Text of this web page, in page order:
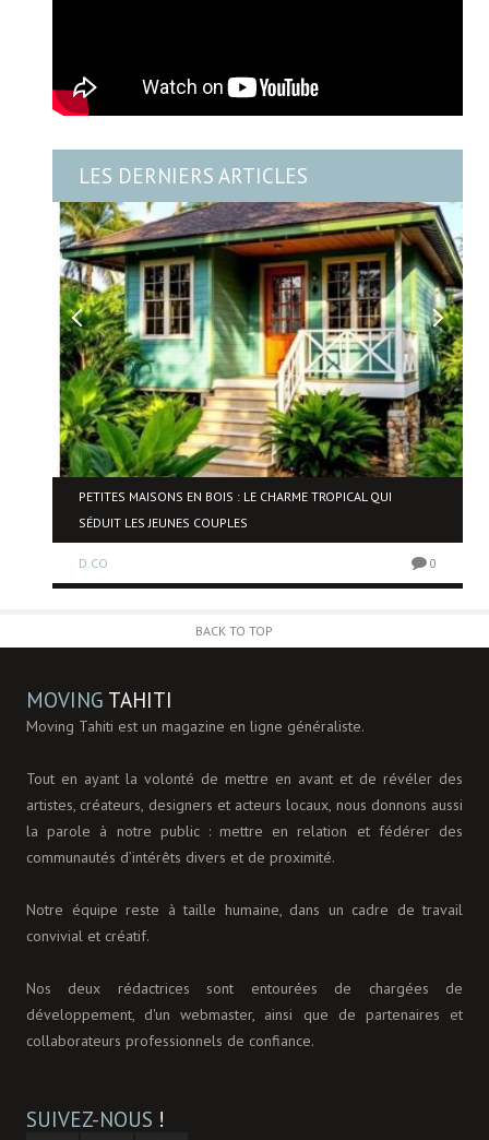
LES DERNIERS ARTICLES
PETITES MAISONS EN BOIS : LE CHARME TROPICAL QUI
SÉDUIT LES JEUNES COUPLES
D.CO 0
BACK TO TOP
MOVING TAHITI
Moving Tahiti est un magazine en ligne généraliste.
Tout en ayant la volonté de mettre en avant et de révéler des
artistes, créateurs, designers et acteurs locaux, nous donnons aussi
la parole à notre public : mettre en relation et fédérer des
communautés d’intérêts divers et de proximité.
Notre équipe reste à taille humaine, dans un cadre de travail
convivial et créatif.
Nos deux rédactrices sont entourées de chargées de
développement, d'un webmaster, ainsi que de partenaires et
collaborateurs professionnels de confiance.
SUIVEZ-NOUS !